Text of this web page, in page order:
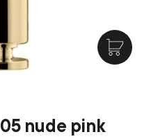
nude pink